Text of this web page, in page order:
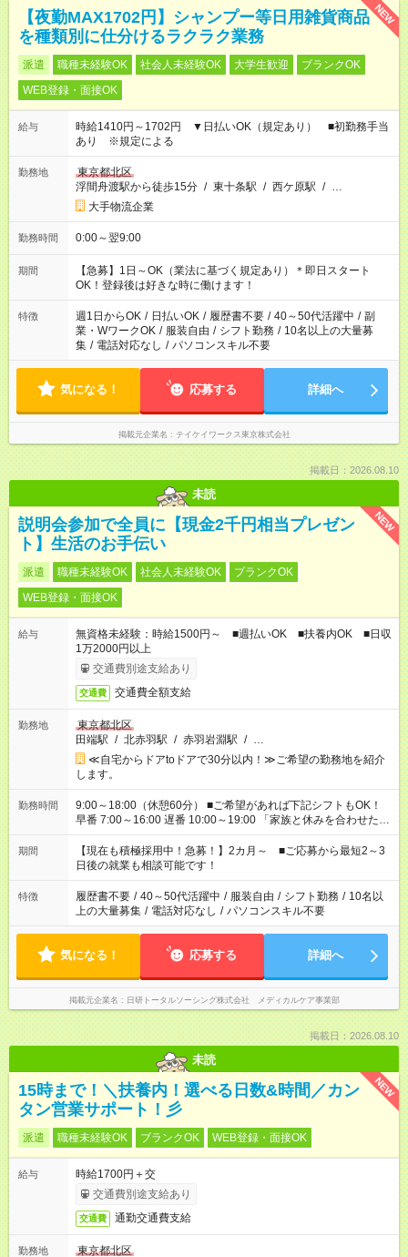
NEW
【夜勤MAX1702円】シャンプー等日用雑貨商品
を種類別に仕分けるラクラク業務
派遣 職種未経験OK 社会人未経験OK 大学生歓迎
ブランクOK
WEB登録・面接OK
給与
時給1410円～1702円 ▼日払いOK（規定あり） ■初勤務手当
あり ※規定による
勤務地
東京都北区
浮間舟渡駅から徒歩15分 / 東十条駅 / 西ケ原駅 / …
大手物流企業
勤務時間 0:00～翌9:00
期間
【急募】1日～OK（業法に基づく規定あり）＊即日スタート
OK！登録後は好きな時に働けます！
特徴 週1日からOK / 日払いOK / 履歴書不要 / 40～50代活躍中 / 副
業・WワークOK / 服装自由 / シフト勤務 / 10名以上の大量募
集 / 電話対応なし / パソコンスキル不要
気になる！ 応募する 詳細へ
掲載元企業名 テイケイワークス東京株式会社
掲載日：2026.08.10
未読
NEW
説明会参加で全員に【現金2千円相当プレゼン
ト】生活のお手伝い
派遣 職種未経験OK 社会人未経験OK
ブランクOK
WEB登録・面接OK
給与
無資格未経験：時給1500円～ ■週払いOK ■扶養内OK ■日収
1万2000円以上
交通費別途支給あり
交通費 交通費全額支給
勤務地
東京都北区
田端駅 / 北赤羽駅 / 赤羽岩淵駅 / …
≪自宅からドアtoドアで30分以内！≫ご希望の勤務地を紹介
します。
勤務時間
9:00～18:00（休憩60分） ■ご希望があれば下記シフトもOK！
早番 7:00～16:00 遅番 10:00～19:00 「家族と休みを合わせた
い」 「余裕を持って夕飯の準備がしたい」 「できれば残業はし
たくない」 など、ご希望を教えてくださいね。 ※Wワーク希望
の方へ 今ご覧のお仕事で希望する勤務時間と、もう1つのお仕事
の勤務時間。 合計で週40時間を超える場合は応募できません。
期間
【現在も積極採用中！急募！】2カ月～ ■ご応募から最短2～3
日後の就業も相談可能です！
特徴 履歴書不要 / 40～50代活躍中 / 服装自由 / シフト勤務 / 10名以
上の大量募集 / 電話対応なし / パソコンスキル不要
気になる！ 応募する 詳細へ
掲載元企業名 日研トータルソーシング株式会社 メディカルケア事業部
掲載日：2026.08.10
未読
NEW
15時まで！＼扶養内！選べる日数&時間／カン
タン営業サポート！彡
派遣 職種未経験OK ブランクOK WEB登録・面接OK
給与
時給1700円＋交
交通費別途支給あり
交通費 通勤交通費支給
勤務地 東京都北区